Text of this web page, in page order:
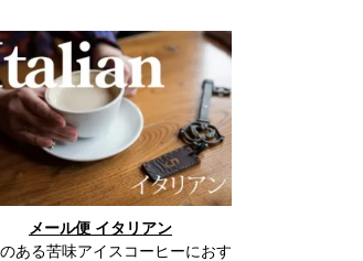
メール便 イタリアン
ある苦味アイスコーヒーにおす